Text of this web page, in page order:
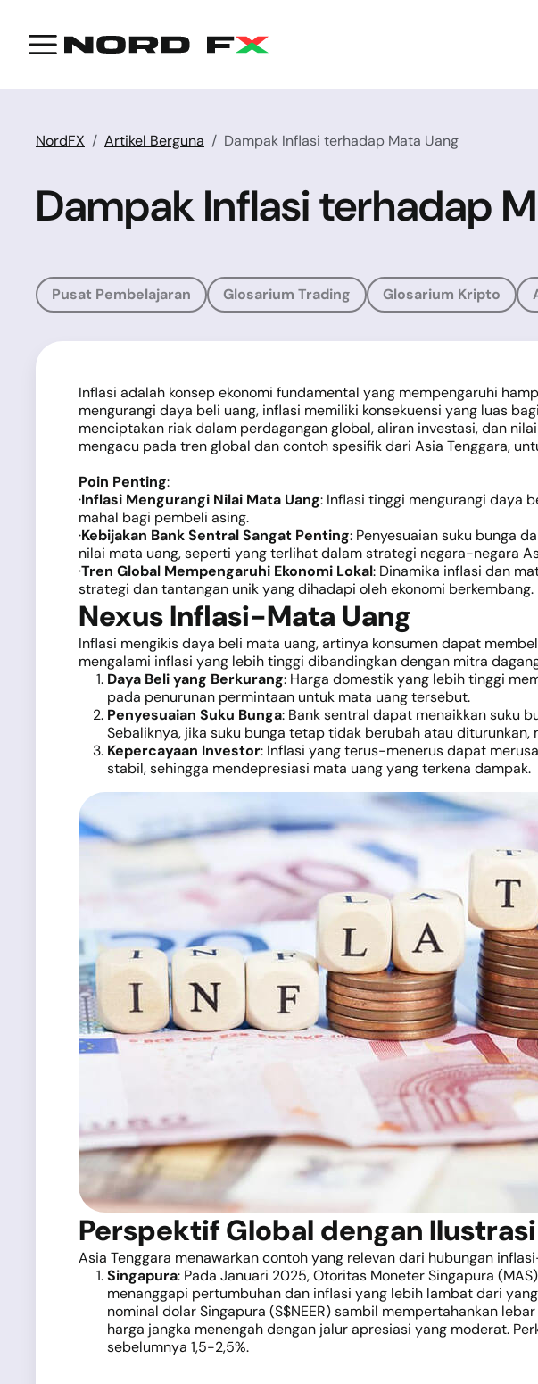
NordFX Artikel Berguna Dampak Inflasi terhadap Mata Uang
Dampak Inflasi terhadap
Pusat Pembelajaran Glosarium Trading Glosarium Kripto
Inflasi adalah konsep ekonomi fundamental yang mempengaruhi
mengurangi daya beli uang, inflasi memiliki konsekuensi yang luas
menciptakan riak dalam perdagangan global, aliran investasi, dan
mengacu pada tren global dan contoh spesifik dari Asia Tenggara,
Poin Penting:
·Inflasi Mengurangi Nilai Mata Uang: Inflasi tinggi mengurangi daya
mahal bagi pembeli asing.
·Kebijakan Bank Sentral Sangat Penting: Penyesuaian suku bunga
nilai mata uang, seperti yang terlihat dalam strategi negara-negara
·Tren Global Mempengaruhi Ekonomi Lokal: Dinamika inflasi dan
strategi dan tantangan unik yang dihadapi oleh ekonomi berkembang.
Nexus Inflasi-Mata Uang
Inflasi mengikis daya beli mata uang, artinya konsumen dapat
mengalami inflasi yang lebih tinggi dibandingkan dengan mitra
Daya Beli yang Berkurang: Harga domestik yang lebih tinggi
pada penurunan permintaan untuk mata uang tersebut.
Penyesuaian Suku Bunga: Bank sentral dapat menaikkansuku
Sebaliknya, jika suku bunga tetap tidak berubah atau diturunkan,
Kepercayaan Investor: Inflasi yang terus-menerus dapat
stabil, sehingga mendepresiasi mata uang yang terkena dampak.
Perspektif Global dengan
Asia Tenggara menawarkan contoh yang relevan dari hubungan
Singapura: Pada Januari 2025, Otoritas Moneter Singapura
menanggapi pertumbuhan dan inflasi yang lebih lambat dari
nominal dolar Singapura (S$NEER) sambil mempertahankan
harga jangka menengah dengan jalur apresiasi yang moderat.
sebelumnya 1,5-2,5%.